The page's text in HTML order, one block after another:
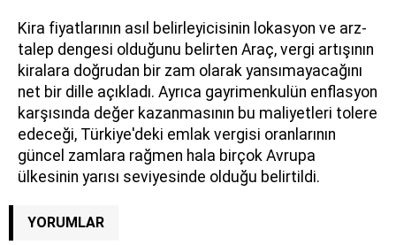
Kira fiyatlarının asıl belirleyicisinin lokasyon ve arz-
talep dengesi olduğunu belirten Araç, vergi artışının
kiralara doğrudan bir zam olarak yansımayacağını
net bir dille açıkladı. Ayrıca gayrimenkulün enflasyon
karşısında değer kazanmasının bu maliyetleri tolere
edeceği, Türkiye'deki emlak vergisi oranlarının
güncel zamlara rağmen hala birçok Avrupa
ülkesinin yarısı seviyesinde olduğu belirtildi.
YORUMLAR